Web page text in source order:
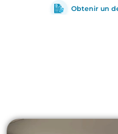
Obtenir un